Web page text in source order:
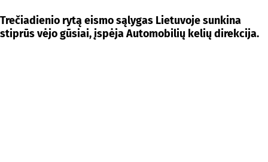
Trečiadienio rytą eismo sąlygas Lietuvoje sunkina
stiprūs vėjo gūsiai, įspėja Automobilių kelių direkcija.